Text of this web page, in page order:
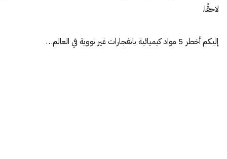
لاحقًا.
إليكم أخطر 5 مواد كيميائية بانفجارات غير نووية في العالم…